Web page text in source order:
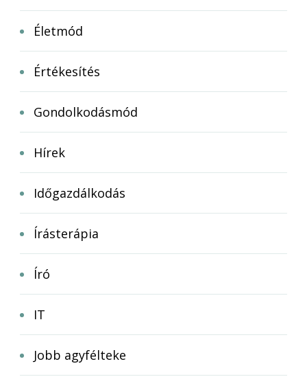
Életmód
Értékesítés
Gondolkodásmód
Hírek
Időgazdálkodás
Írásterápia
Író
IT
Jobb agyfélteke